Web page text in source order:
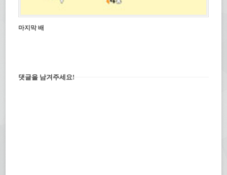
마지막 배
댓글을 남겨주세요!